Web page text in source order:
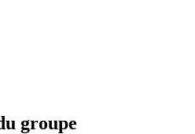
groupe